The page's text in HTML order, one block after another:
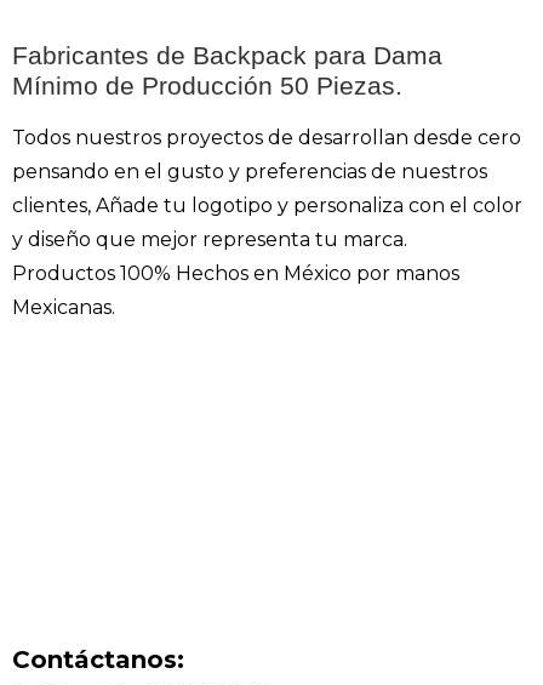
Fabricantes de Backpack para Dama
Mínimo de Producción 50 Piezas.
Todos nuestros proyectos de desarrollan desde cero
pensando en el gusto y preferencias de nuestros
clientes, Añade tu logotipo y personaliza con el color
y diseño que mejor representa tu marca.
Productos 100% Hechos en México por manos
Mexicanas.
Contáctanos: